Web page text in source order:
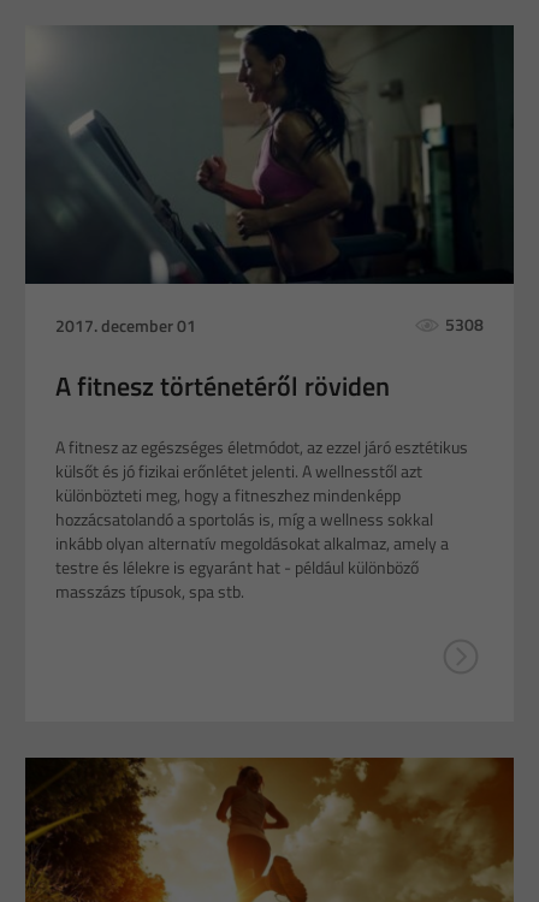
2017. december 01 5308
A fitnesz történetéről röviden
A fitnesz az egészséges életmódot, az ezzel járó esztétikus
külsőt és jó fizikai erőnlétet jelenti. A wellnesstől azt
különbözteti meg, hogy a fitneszhez mindenképp
hozzácsatolandó a sportolás is, míg a wellness sokkal
inkább olyan alternatív megoldásokat alkalmaz, amely a
testre és lélekre is egyaránt hat - például különböző
masszázs típusok, spa stb.